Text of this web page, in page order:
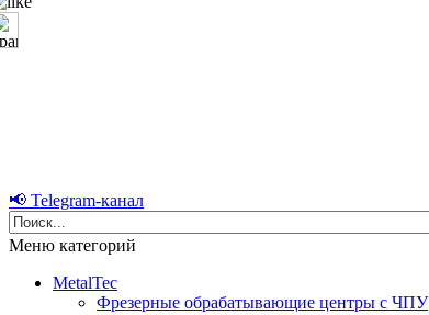
📢 Telegram-канал
Меню категорий
MetalTec
Фрезерные обрабатывающие центры с ЧПУ